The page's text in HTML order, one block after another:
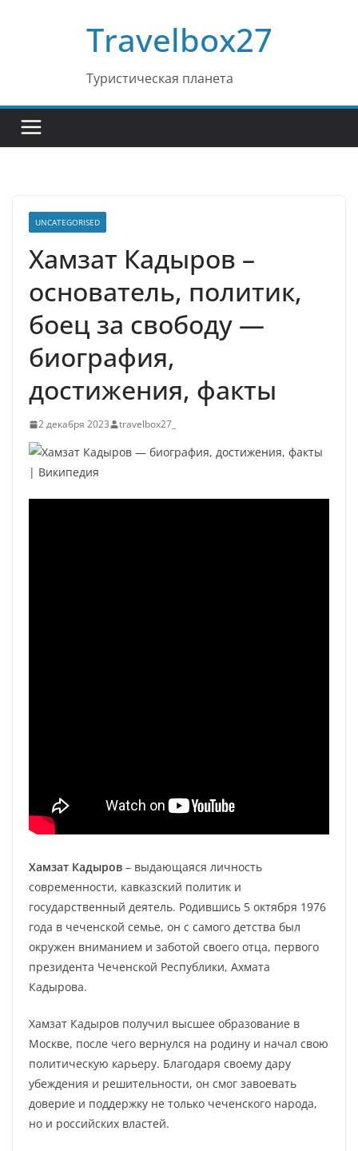
Travelbox27
Туристическая планета
UNCATEGORISED
Хамзат Кадыров –
основатель, политик,
боец за свободу —
биография,
достижения, факты
2 декабря 2023 travelbox27_
Хамзат Кадыров – выдающаяся личность
современности, кавказский политик и
государственный деятель. Родившись 5 октября 1976
года в чеченской семье, он с самого детства был
окружен вниманием и заботой своего отца, первого
президента Чеченской Республики, Ахмата
Кадырова.
Хамзат Кадыров получил высшее образование в
Москве, после чего вернулся на родину и начал свою
политическую карьеру. Благодаря своему дару
убеждения и решительности, он смог завоевать
доверие и поддержку не только чеченского народа,
но и российских властей.